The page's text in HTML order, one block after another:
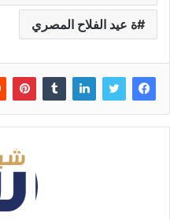
ة عيد الفلاح المصري